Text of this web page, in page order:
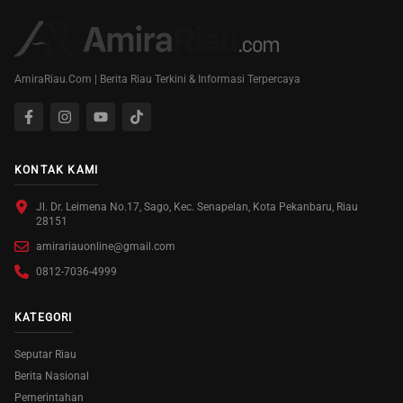
AmiraRiau.Com | Berita Riau Terkini & Informasi Terpercaya
KONTAK KAMI
Jl. Dr. Leimena No.17, Sago, Kec. Senapelan, Kota Pekanbaru, Riau
28151
amirariauonline@gmail.com
0812-7036-4999
KATEGORI
Seputar Riau
Berita Nasional
Pemerintahan